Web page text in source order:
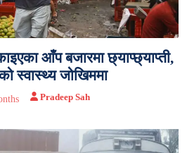
आँप बजारमा छ्याप्छ्याप्ती,
स्वास्थ्य जोखिममा
Pradeep Sah